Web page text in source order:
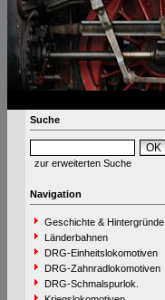
Suche
zur erweiterten Suche
Navigation
Geschichte & Hintergründe
Länderbahnen
DRG-Einheitslokomotiven
DRG-Zahnradlokomotiven
DRG-Schmalspurlok.